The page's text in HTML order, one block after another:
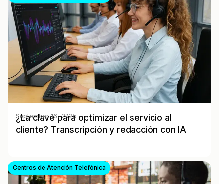
¿La clave para optimizar el servicio al
cliente? Transcripción y redacción con IA
September 16, 2025
Centros de Atención Telefónica